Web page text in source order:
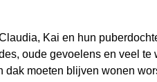
Kai en hun
oude gevoelens en veel
dak moeten blijven wonen